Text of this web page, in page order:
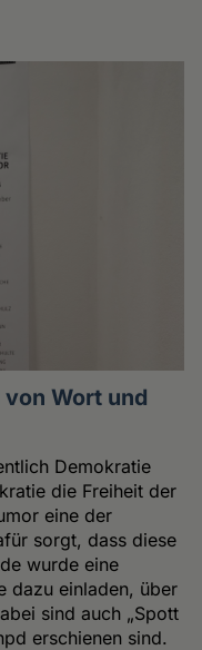
Wort und
Demokratie
die Freiheit der
eine der
sorgt, dass diese
wurde eine
dazu einladen, über
sind auch „Spott
erschienen sind.